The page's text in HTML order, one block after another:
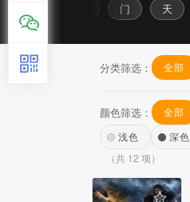
门 天
分类筛选： 全部
颜色筛选： 全部
浅色
深色
（共 12 项）